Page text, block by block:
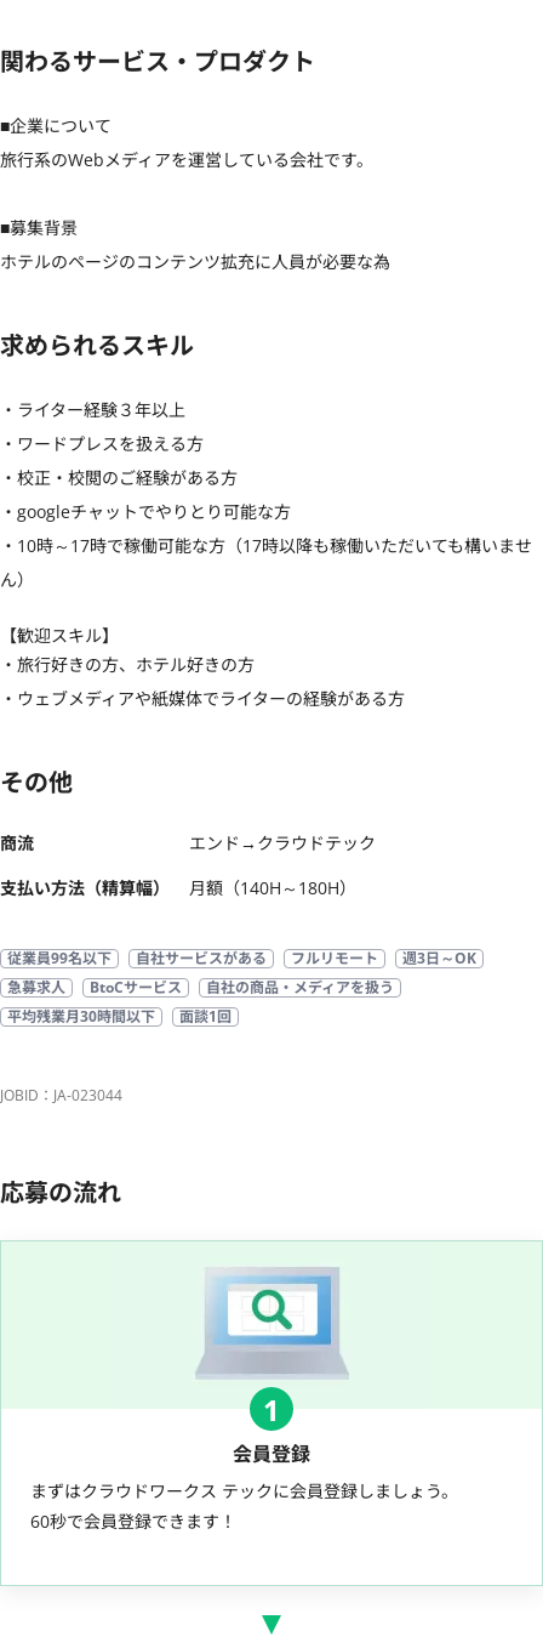
関わるサービス・プロダクト
■企業について
旅行系のWebメディアを運営している会社です。
■募集背景
ホテルのページのコンテンツ拡充に人員が必要な為
求められるスキル
・ライター経験３年以上
・ワードプレスを扱える方
・校正・校閲のご経験がある方
・googleチャットでやりとり可能な方
・10時～17時で稼働可能な方（17時以降も稼働いただいても構いませ
ん）
【歓迎スキル】
・旅行好きの方、ホテル好きの方
・ウェブメディアや紙媒体でライターの経験がある方
その他
商流
エンド→クラウドテック
支払い方法（精算幅）
月額（140H～180H）
従業員99名以下 自社サービスがある フルリモート
週3日～OK
急募求人
BtoCサービス
自社の商品・メディアを扱う
平均残業月30時間以下
面談1回
JOBID：JA-023044
応募の流れ
1
会員登録
まずはクラウドワークス テックに会員登録しましょう。
60秒で会員登録できます！